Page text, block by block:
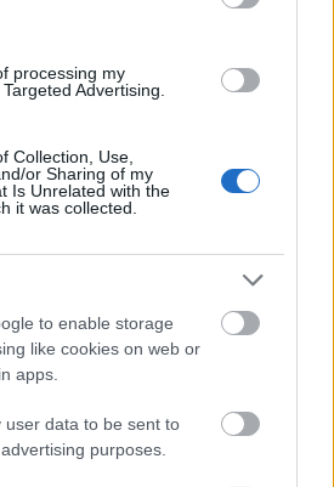
processing my
Advertising.
Collection, Use,
or Sharing of my
Is Unrelated with the
it was collected.
to enable storage
like cookies on web or
apps.
user data to be sent to
purposes.
ben mutatta be a filmet Elton